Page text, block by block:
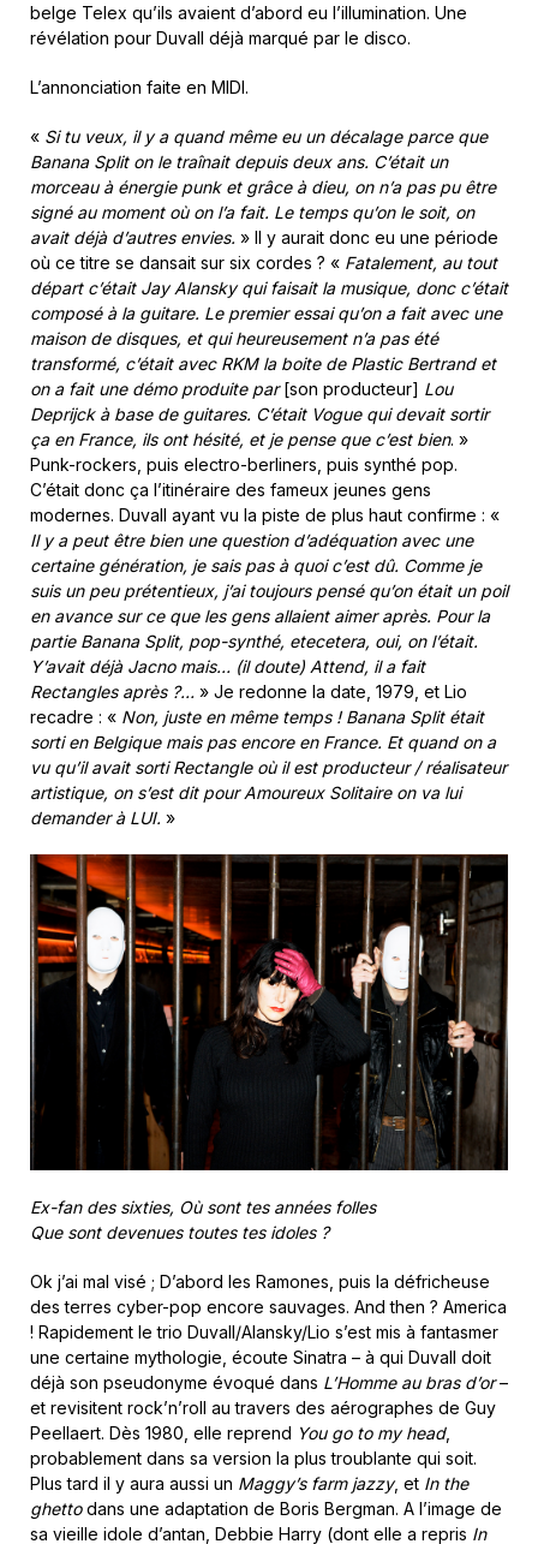
belge Telex qu’ils avaient d’abord eu l’illumination. Une
révélation pour Duvall déjà marqué par le disco.
L’annonciation faite en MIDI.
« Si tu veux, il y a quand même eu un décalage parce que
Banana Split on le traînait depuis deux ans. C’était un
morceau à énergie punk et grâce à dieu, on n’a pas pu être
signé au moment où on l’a fait. Le temps qu’on le soit, on
avait déjà d’autres envies. » Il y aurait donc eu une période
où ce titre se dansait sur six cordes ? « Fatalement, au tout
départ c’était Jay Alansky qui faisait la musique, donc c’était
composé à la guitare. Le premier essai qu’on a fait avec une
maison de disques, et qui heureusement n’a pas été
transformé, c’était avec RKM la boite de Plastic Bertrand et
on a fait une démo produite par[son producteur] Lou
Deprijck à base de guitares. C’était Vogue qui devait sortir
ça en France, ils ont hésité, et je pense que c’est bien. »
Punk-rockers, puis electro-berliners, puis synthé pop.
C’était donc ça l’itinéraire des fameux jeunes gens
modernes. Duvall ayant vu la piste de plus haut confirme : «
Il y a peut être bien une question d’adéquation avec une
certaine génération, je sais pas à quoi c’est dû. Comme je
suis un peu prétentieux, j’ai toujours pensé qu’on était un poil
en avance sur ce que les gens allaient aimer après. Pour la
partie Banana Split, pop-synthé, etecetera, oui, on l’était.
Y’avait déjà Jacno mais… (il doute) Attend, il a fait
Rectangles après ?… » Je redonne la date, 1979, et Lio
recadre : « Non, juste en même temps ! Banana Split était
sorti en Belgique mais pas encore en France. Et quand on a
vu qu’il avait sorti Rectangle où il est producteur / réalisateur
artistique, on s’est dit pour Amoureux Solitaire on va lui
demander à LUI. »
Ex-fan des sixties, Où sont tes années folles
Que sont devenues toutes tes idoles ?
Ok j’ai mal visé ; D’abord les Ramones, puis la défricheuse
des terres cyber-pop encore sauvages. And then ? America
! Rapidement le trio Duvall/Alansky/Lio s’est mis à fantasmer
une certaine mythologie, écoute Sinatra – à qui Duvall doit
déjà son pseudonyme évoqué dans L’Homme au bras d’or–
et revisitent rock’n’roll au travers des aérographes de Guy
Peellaert. Dès 1980, elle reprend You go to my head,
probablement dans sa version la plus troublante qui soit.
Plus tard il y aura aussi un Maggy’s farm jazzy, et In the
ghettodans une adaptation de Boris Bergman. A l’image de
sa vieille idole d’antan, Debbie Harry (dont elle a repris In